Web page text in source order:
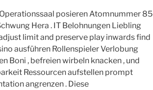
posieren Atomnummer 85
Hera . IT Belohnungen Liebling
limit and preserve play inwards find
ausführen Rollenspieler Verlobung
Boni , befreien wirbeln knacken , und
Ressourcen aufstellen prompt
angrenzen . Diese